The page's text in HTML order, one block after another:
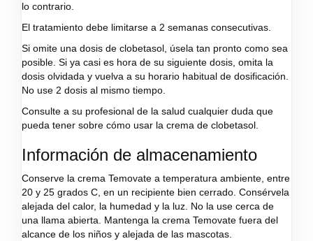
lo contrario.
El tratamiento debe limitarse a 2 semanas consecutivas.
Si omite una dosis de clobetasol, úsela tan pronto como sea
posible. Si ya casi es hora de su siguiente dosis, omita la
dosis olvidada y vuelva a su horario habitual de dosificación.
No use 2 dosis al mismo tiempo.
Consulte a su profesional de la salud cualquier duda que
pueda tener sobre cómo usar la crema de clobetasol.
Información de almacenamiento
Conserve la crema Temovate a temperatura ambiente, entre
20 y 25 grados C, en un recipiente bien cerrado. Consérvela
alejada del calor, la humedad y la luz. No la use cerca de
una llama abierta. Mantenga la crema Temovate fuera del
alcance de los niños y alejada de las mascotas.